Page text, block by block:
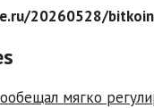
20260528/
мягко